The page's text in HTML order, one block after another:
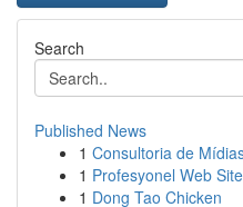
Search
Published News
1 Consultoria de
1 Profesyonel Web
1 Dong Tao Chicken